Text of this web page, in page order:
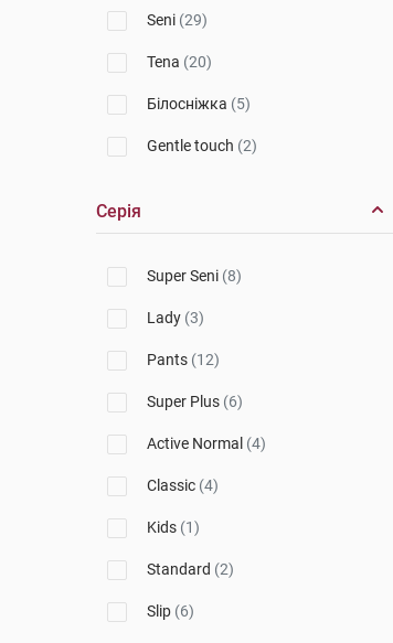
Seni (29)
Tena (20)
Білосніжка (5)
Gentle touch (2)
Серія
Super Seni (8)
Lady (3)
Pants (12)
Super Plus (6)
Active Normal (4)
Classic (4)
Kids (1)
Standard (2)
Slip (6)